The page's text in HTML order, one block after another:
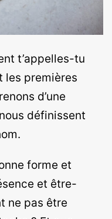
t’appelles-tu
les premières
d’une
définissent
forme et
et être-
ne pas être